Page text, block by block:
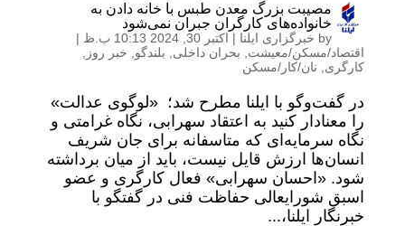
مصیبت بزرگ معدن طبس با خانه دادن به
خانواده‌های کارگران جبران نمی‌شود
by خبرگزاری ایلنا | اکتبر 30, 2024 10:13 ب.ظ
|
اقتصاد/مسکن/معیشت
بحران داخلی بلندگو خبر روز
کارگری
نان/کار/مسکن
در گفت‌وگو با ایلنا مطرح شد؛ «لوگوی عدالت»
را معنادار کنید به اعتقاد سهرابی، نگاه غرامتی و
نگاه سرمایه‌ای که متاسفانه برای جان شریف
انسان‌ها ارزش قایل نیست، باید از میان برداشته
شود. «احسان سهرابی» فعال کارگری و عضو
اسبق شورایعالی حفاظت فنی در گفتگو با
خبرنگار ایلنا،...